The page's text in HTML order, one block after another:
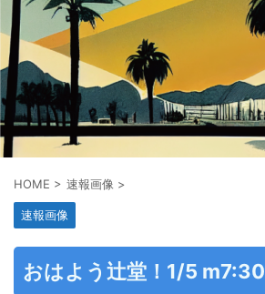
HOME > 速報画像 >
速報画像
おはよう辻堂！1/5 m7:30